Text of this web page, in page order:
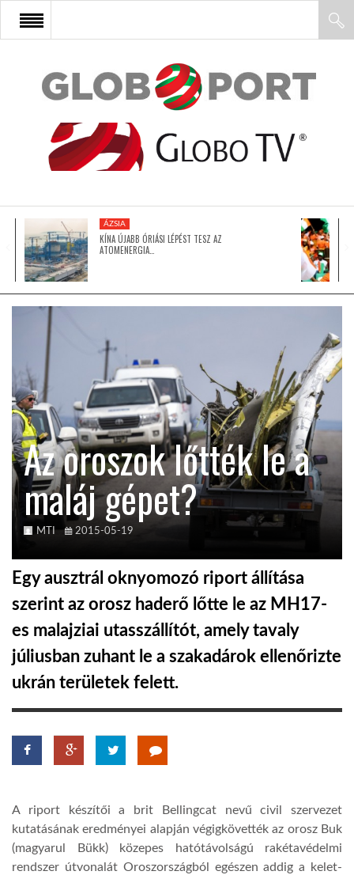
FŐOLDAL
AFRIKA
ÁZSIA
KÖZEL-KELET
AUSZTRÁLIA
A VILÁG ITTHON
GLOBOTV BP
HÍR3D
TROPICALMAGAZIN
AFRIKA TUDÁSTÁR
ÁZSIA
KÍNA ÚJABB ÓRIÁSI LÉPÉST TESZ AZ
ATOMENERGIA…
Az oroszok lőtték le a
maláj gépet?
MTI 2015-05-19
Egy ausztrál oknyomozó riport állítása
szerint az orosz haderő lőtte le az MH17-
es malajziai utasszállítót, amely tavaly
júliusban zuhant le a szakadárok ellenőrizte
ukrán területek felett.
A riport készítői a brit Bellingcat nevű civil szervezet
kutatásának eredményei alapján végigkövették az orosz Buk
(magyarul Bükk) közepes hatótávolságú rakétavédelmi
rendszer útvonalát Oroszországból egészen addig a kelet-